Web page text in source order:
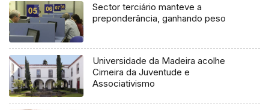
Sector terciário manteve a
preponderância, ganhando peso
Universidade da Madeira acolhe
Cimeira da Juventude e
Associativismo